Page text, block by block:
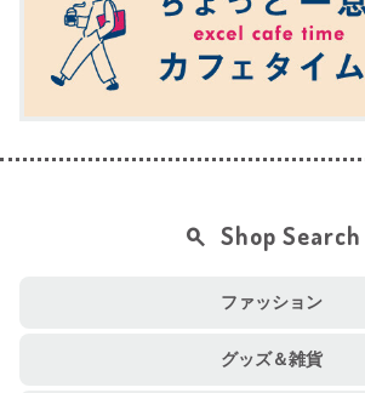
Shop Search
ファッション
グッズ＆雑貨